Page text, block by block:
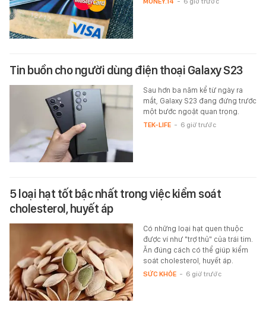
Tin buồn cho người dùng điện thoại Galaxy S23
Sau hơn ba năm kể từ ngày ra
mắt, Galaxy S23 đang đứng trước
một bước ngoặt quan trọng.
TEK-LIFE - 6 giờ trước
5 loại hạt tốt bậc nhất trong việc kiểm soát
cholesterol, huyết áp
Có những loại hạt quen thuộc
được ví như "trợ thủ" của trái tim.
Ăn đúng cách có thể giúp kiểm
soát cholesterol, huyết áp.
SỨC KHỎE - 6 giờ trước